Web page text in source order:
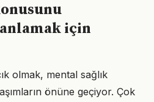
için
olmak, mental sağlık
önüne geçiyor. Çok